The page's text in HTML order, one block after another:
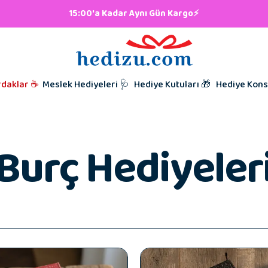
15:00'a Kadar Aynı Gün Kargo⚡
☕ Meslek Hediyeleri 🩺 Hediye Kutuları 🎁 Hediye
Taraftar
Hediyeleri
Kardeşe